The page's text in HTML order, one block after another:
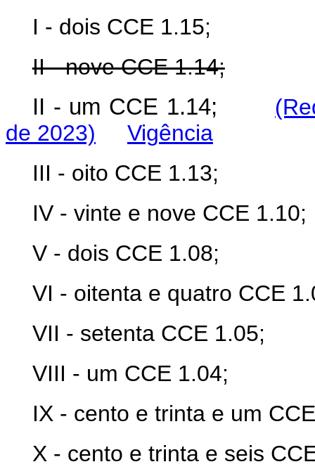
I - dois CCE 1.15;
II - nove CCE 1.14;
II - um CCE 1.14;
de 2023)
Vigência
III - oito CCE 1.13;
IV - vinte e nove CCE 1.10;
V - dois CCE 1.08;
VI - oitenta e quatro CCE
VII - setenta CCE 1.05;
VIII - um CCE 1.04;
IX - cento e trinta e um
X - cento e trinta e seis